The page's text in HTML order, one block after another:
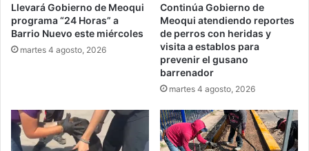
Llevará Gobierno de Meoqui
programa “24 Horas” a
Barrio Nuevo este miércoles
martes 4 agosto, 2026
Continúa Gobierno de
Meoqui atendiendo reportes
de perros con heridas y
visita a establos para
prevenir el gusano
barrenador
martes 4 agosto, 2026